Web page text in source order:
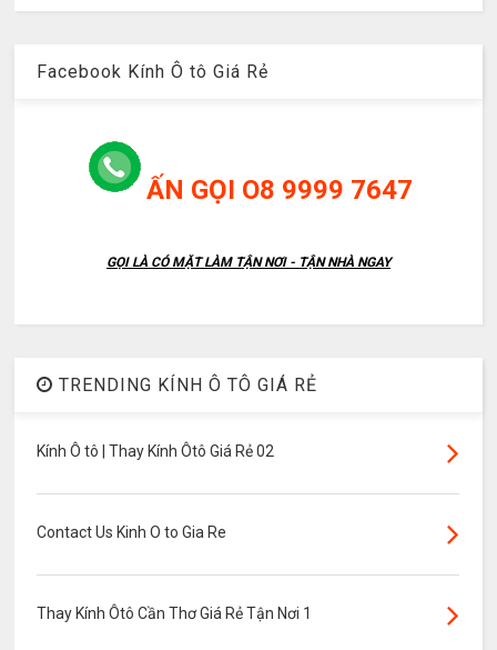
Facebook Kính Ô tô Giá Rẻ
ẤN GỌI O8 9999 7647
GỌI LÀ CÓ MẶT LÀM TẬN NƠI - TẬN NHÀ NGAY
TRENDING KÍNH Ô TÔ GIÁ RẺ
Kính Ô tô | Thay Kính Ôtô Giá Rẻ 02
Contact Us Kinh O to Gia Re
Thay Kính Ôtô Cần Thơ Giá Rẻ Tận Nơi 1